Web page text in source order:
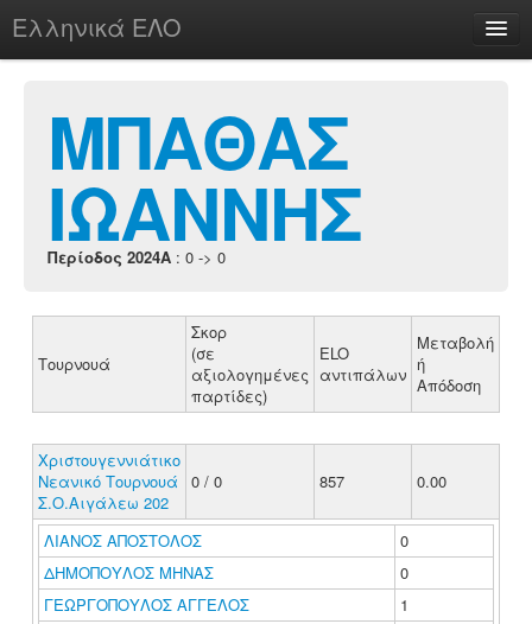
Ελληνικά ΕΛΟ
chesstu.be @ discord
Login
ΜΠΑΘΑΣ
ΙΩΑΝΝΗΣ
Περίοδος 2024A : 0 -> 0
Τουρνουά
Σκορ
(σε
αξιολογημένες
παρτίδες)
ELO
αντιπάλων
Μεταβολή
ή
Απόδοση
Χριστουγεννιάτικο
Νεανικό Τουρνουά
Σ.Ο.Αιγάλεω 202
0 / 0 857 0.00
ΛΙΑΝΟΣ ΑΠΟΣΤΟΛΟΣ
0
ΔΗΜΟΠΟΥΛΟΣ ΜΗΝΑΣ
0
ΓΕΩΡΓΟΠΟΥΛΟΣ ΑΓΓΕΛΟΣ
1